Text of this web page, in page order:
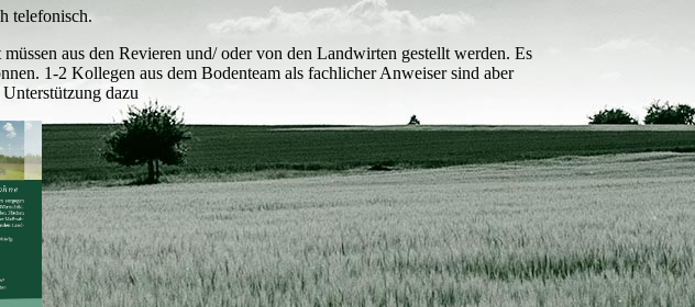
telefonisch.
aus den Revieren und/ oder von den Landwirten gestellt werden. Es
1-2 Kollegen aus dem Bodenteam als fachlicher Anweiser sind aber
dazu